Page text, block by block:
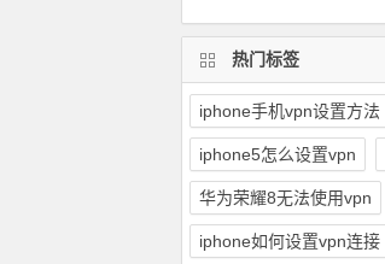
热门标签
iphone手机vpn设置方法
iphone5怎么设置vpn
华为荣耀8无法使用vpn
iphone如何设置vpn连接